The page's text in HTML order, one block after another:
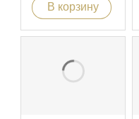
В корзину